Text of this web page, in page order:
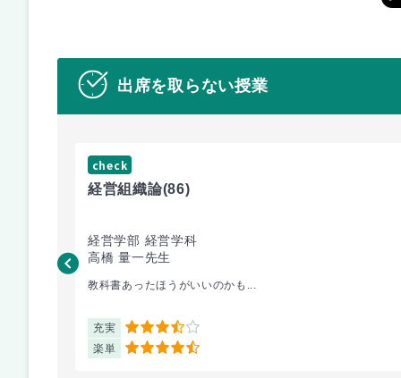
出席を取らない授業
check
経営組織論(86)
経営学部 経営学科
高橋 量一先生
教科書あったほうがいいのかも...
充実 3.5
楽単 4.5